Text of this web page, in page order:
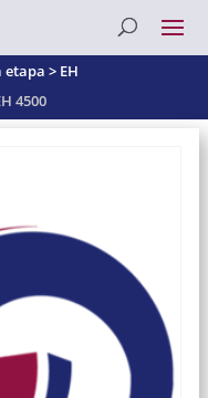
etapa > EH
4500